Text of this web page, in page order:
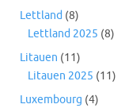
Lettland (8)
Lettland 2025 (8)
Litauen (11)
Litauen 2025 (11)
Luxembourg (4)